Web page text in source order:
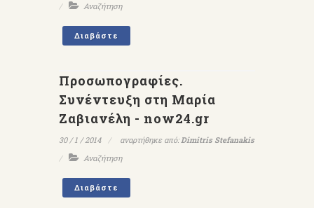
Αναζήτηση
Διαβάστε
Προσωπογραφίες.
Συνέντευξη στη Μαρία
Ζαβιανέλη - now24.gr
30 / 1 / 2014 αναρτήθηκε από:Dimitris Stefanakis
Αναζήτηση
Διαβάστε